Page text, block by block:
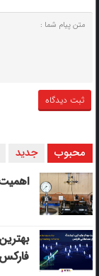
محبوب جدید
اهمیت
فارکس